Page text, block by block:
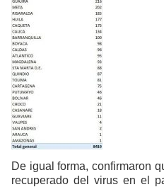
De igual forma, confirmaron
recuperado del virus en el